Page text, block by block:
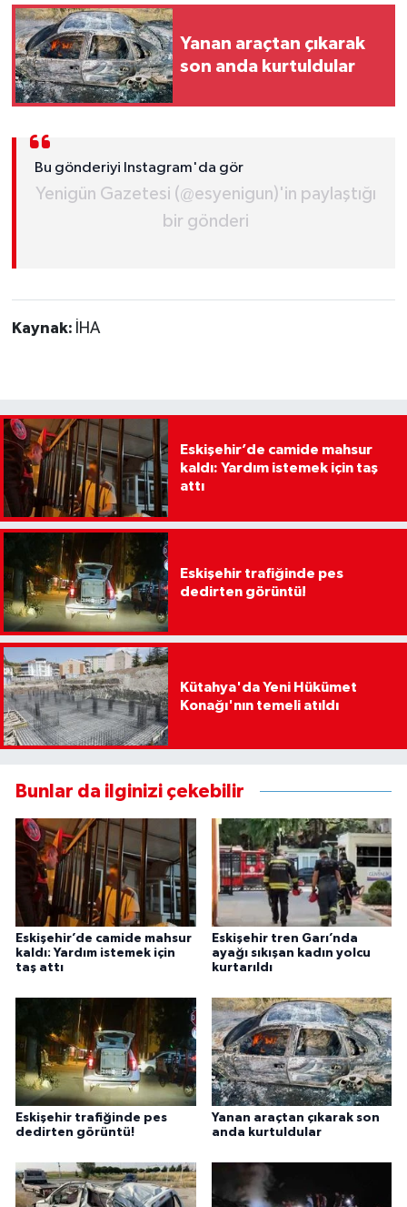
Yanan araçtan çıkarak
son anda kurtuldular
Bu gönderiyi Instagram'da gör
Yenigün Gazetesi (@esyenigun)'in paylaştığı
bir gönderi
Kaynak: İHA
Eskişehir’de camide mahsur
kaldı: Yardım istemek için taş
attı
Eskişehir trafiğinde pes
dedirten görüntü!
Kütahya'da Yeni Hükümet
Konağı'nın temeli atıldı
Bunlar da ilginizi çekebilir
Eskişehir’de camide mahsur
kaldı: Yardım istemek için
taş attı
Eskişehir tren Garı’nda
ayağı sıkışan kadın yolcu
kurtarıldı
Eskişehir trafiğinde pes
dedirten görüntü!
Yanan araçtan çıkarak son
anda kurtuldular